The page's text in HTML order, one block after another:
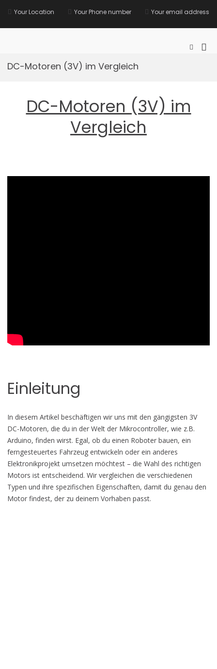
zum Your Location Your Phone number Your email address
Such-
DC-Motoren (3V) im Vergleich
DC-Motoren (3V) im
Vergleich
Einleitung
In diesem Artikel beschäftigen wir uns mit den gängigsten 3V
DC-Motoren, die du in der Welt der Mikrocontroller, wie z.B.
Arduino, finden wirst. Egal, ob du einen Roboter bauen, ein
ferngesteuertes Fahrzeug entwickeln oder ein anderes
Elektronikprojekt umsetzen möchtest – die Wahl des richtigen
Motors ist entscheidend. Wir vergleichen die verschiedenen
Typen und ihre spezifischen Eigenschaften, damit du genau den
Motor findest, der zu deinem Vorhaben passt.